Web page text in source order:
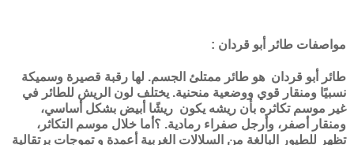
مواصفات طائر أبو قردان :
طائر أبو قردان هو طائر ممتلئ الجسم. لها رقبة قصيرة وسميكة
نسبيًا ومنقار قوي ووضعية منحنية. يختلف لون الريش للطائر في
غير موسم تكاثره بأن ريشه يكون ريشًا أبيض بشكل أساسي،
ومنقار أصفر، وأرجل صفراء رمادية. ؟أما خلال موسم التكاثر،
تظهر للطيور البالغة من السلالات الغربية أعمدة و تموجات برتقالية